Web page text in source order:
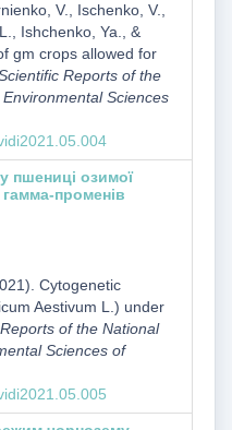
V., Ischenko, V.,
Ishchenko, Ya., &
gm crops allowed for
Reports of the
Sciences
пшениці озимої
променів
Cytogenetic
Aestivum L.) under
of the National
Sciences of